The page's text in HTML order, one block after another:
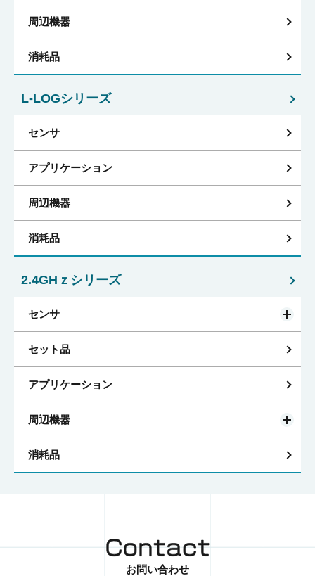
周辺機器
消耗品
L-LOGシリーズ
センサ
アプリケーション
周辺機器
消耗品
2.4GHｚシリーズ
センサ
セット品
アプリケーション
周辺機器
消耗品
お問い合わせ